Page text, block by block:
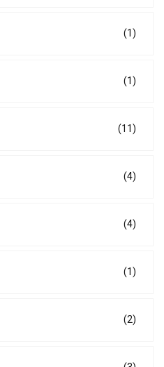
(1)
(1)
(11)
(4)
(4)
(1)
(2)